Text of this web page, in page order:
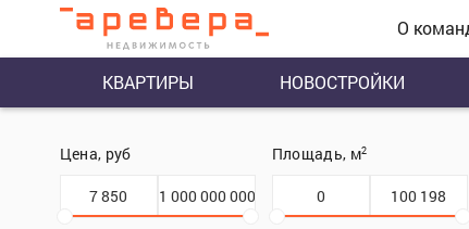
О
КВАРТИРЫ НОВОСТРОЙКИ
Цена, руб Площадь, м2